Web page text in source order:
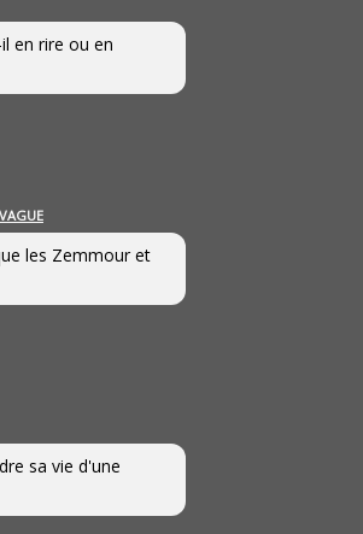
en rire ou en
les Zemmour et
sa vie d'une